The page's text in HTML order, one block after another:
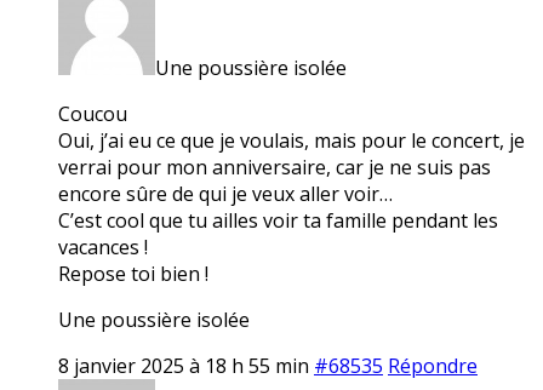
Une poussière isolée
Coucou
Oui, j’ai eu ce que je voulais, mais pour le concert, je
verrai pour mon anniversaire, car je ne suis pas
encore sûre de qui je veux aller voir…
C’est cool que tu ailles voir ta famille pendant les
vacances !
Repose toi bien !
Une poussière isolée
8 janvier 2025 à 18 h 55 min #68535 Répondre